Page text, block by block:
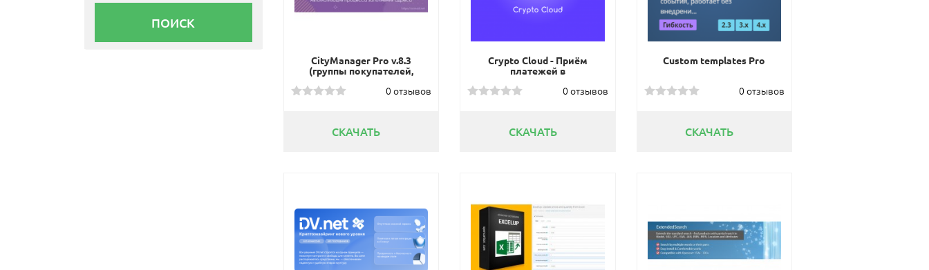
ПОИСК
CityManager Pro v.8.3
(группы покупателей,
разные цены для
городов)
0 отзывов
СКАЧАТЬ
Crypto Cloud - Приём
платежей в
0 отзывов
СКАЧАТЬ
Custom templates Pro
0 отзывов
СКАЧАТЬ